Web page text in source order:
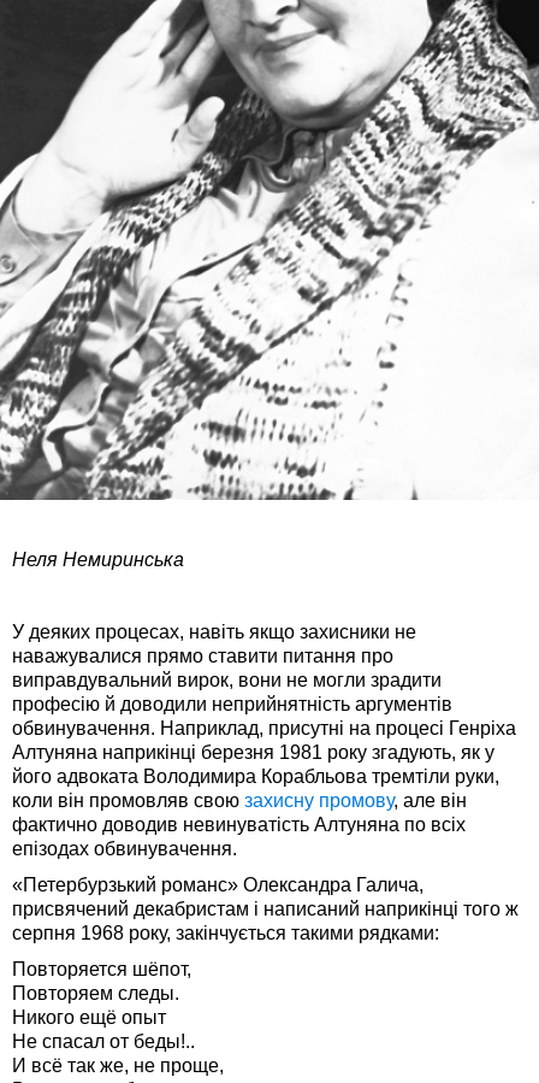
Неля Немиринська
У деяких процесах, навіть якщо захисники не
наважувалися прямо ставити питання про
виправдувальний вирок, вони не могли зрадити
професію й доводили неприйнятність аргументів
обвинувачення. Наприклад, присутні на процесі Генріха
Алтуняна наприкінці березня 1981 року згадують, як у
його адвоката Володимира Корабльова тремтіли руки,
коли він промовляв свою захисну промову, але він
фактично доводив невинуватість Алтуняна по всіх
епізодах обвинувачення.
«Петербурзький романс» Олександра Галича,
присвячений декабристам і написаний наприкінці того ж
серпня 1968 року, закінчується такими рядками:
Повторяется шёпот,
Повторяем следы.
Никого ещё опыт
Не спасал от беды!..
И всё так же, не проще,